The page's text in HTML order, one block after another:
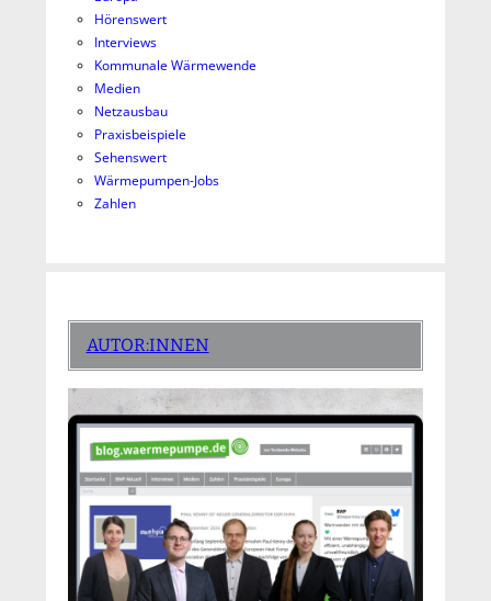
Hörenswert
Interviews
Kommunale Wärmewende
Medien
Netzausbau
Praxisbeispiele
Sehenswert
Wärmepumpen-Jobs
Zahlen
AUTOR:INNEN